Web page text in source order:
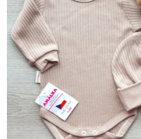
KONTAKTY
HODNOCENÍ OBCHODU
Kontakty Proč AMÁLKA?
Tabulka velikostí
Postup
Velkoobchod
Obchodní